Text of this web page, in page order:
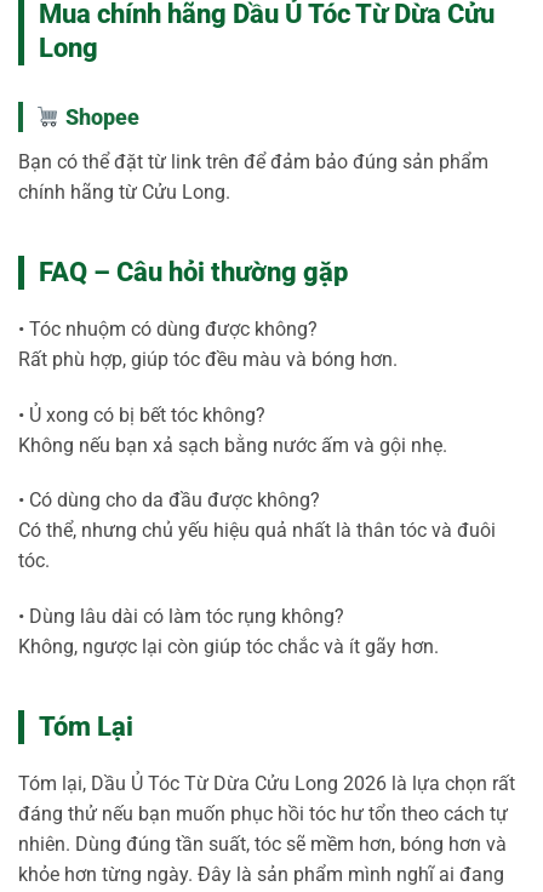
Mua chính hãng Dầu Ủ Tóc Từ Dừa Cửu
Long
Shopee
Bạn có thể đặt từ link trên để đảm bảo đúng sản phẩm
chính hãng từ Cửu Long.
FAQ – Câu hỏi thường gặp
• Tóc nhuộm có dùng được không?
Rất phù hợp, giúp tóc đều màu và bóng hơn.
• Ủ xong có bị bết tóc không?
Không nếu bạn xả sạch bằng nước ấm và gội nhẹ.
• Có dùng cho da đầu được không?
Có thể, nhưng chủ yếu hiệu quả nhất là thân tóc và đuôi
tóc.
• Dùng lâu dài có làm tóc rụng không?
Không, ngược lại còn giúp tóc chắc và ít gãy hơn.
Tóm Lại
Tóm lại, Dầu Ủ Tóc Từ Dừa Cửu Long 2026 là lựa chọn rất
đáng thử nếu bạn muốn phục hồi tóc hư tổn theo cách tự
nhiên. Dùng đúng tần suất, tóc sẽ mềm hơn, bóng hơn và
khỏe hơn từng ngày. Đây là sản phẩm mình nghĩ ai đang